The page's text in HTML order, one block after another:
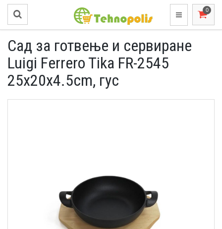
Сад за готвење и сервиране
Luigi Ferrero Tika FR-2545
25x20x4.5cm, гус